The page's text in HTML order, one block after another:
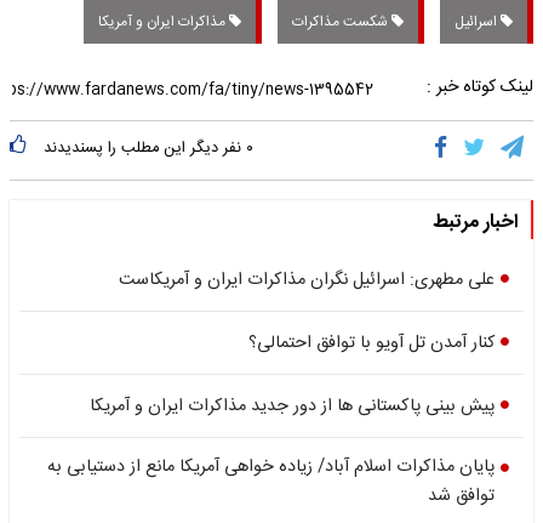
اسرائیل شکست مذاکرات مذاکرات ایران و آمریکا
لینک کوتاه خبر :
۰ نفر دیگر این مطلب را پسندیدند
اخبار مرتبط
علی مطهری: اسرائیل نگران مذاکرات ایران و آمریکاست
کنار آمدن تل آویو با توافق احتمالی؟
پیش بینی پاکستانی ها از دور جدید مذاکرات ایران و آمریکا
پایان مذاکرات اسلام آباد/ زیاده خواهی آمریکا مانع از دستیابی به
توافق شد